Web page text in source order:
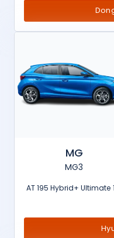
MG
MG3